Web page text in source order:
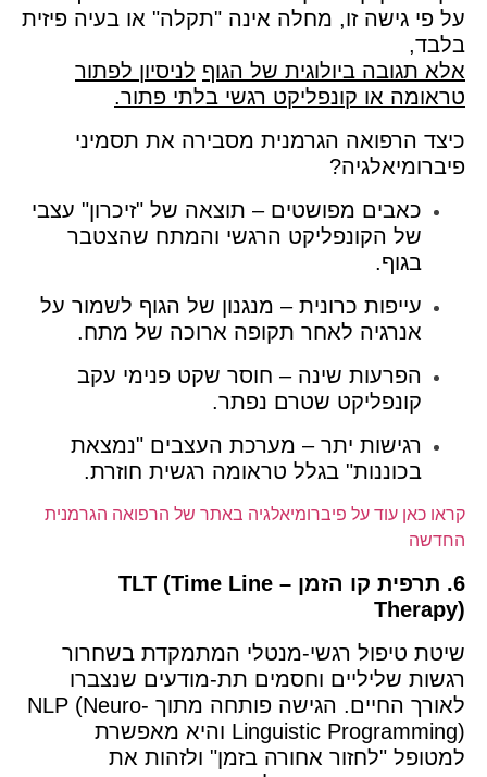
על פי גישה זו, מחלה אינה "תקלה" או בעיה פיזית
בלבד,
אלא תגובה ביולוגית של הגוף לניסיון לפתור
טראומה או קונפליקט רגשי בלתי פתור.
כיצד הרפואה הגרמנית מסבירה את תסמיני
פיברומיאלגיה?
כאבים מפושטים – תוצאה של "זיכרון" עצבי
של הקונפליקט הרגשי והמתח שהצטבר
בגוף.
עייפות כרונית – מנגנון של הגוף לשמור על
אנרגיה לאחר תקופה ארוכה של מתח.
הפרעות שינה – חוסר שקט פנימי עקב
קונפליקט שטרם נפתר.
רגישות יתר – מערכת העצבים "נמצאת
בכוננות" בגלל טראומה רגשית חוזרת.
קראו כאן עוד על פיברומיאלגיה באתר של הרפואה הגרמנית
החדשה
6. תרפית קו הזמן – TLT (Time Line
Therapy)
שיטת טיפול רגשי-מנטלי המתמקדת בשחרור
רגשות שליליים וחסמים תת-מודעים שנצברו
לאורך החיים. הגישה פותחה מתוך NLP (Neuro-
Linguistic Programming) והיא מאפשרת
למטופל "לחזור אחורה בזמן" ולזהות את